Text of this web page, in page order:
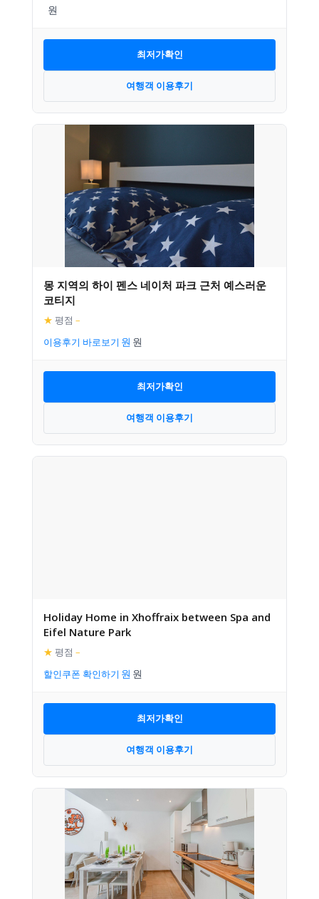
최저가확인
여행객 이용후기
몽 지역의 하이 펜스 네이처 파크 근처 예스러운
코티지
★ 평점 –
이용후기 바로보기
최저가확인
여행객 이용후기
Holiday Home in Xhoffraix between Spa and
Eifel Nature Park
★ 평점 –
할인쿠폰 확인하기
최저가확인
여행객 이용후기